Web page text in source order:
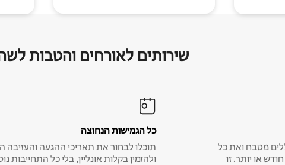
שירותים לאורחים והטבות
מטבח ואת כל
או יותר. זו
כל הגמישות הנחוצה
תוכלו לבחור את תאריכי ההגעה והעזיבה
ולהזמין בקלות אונליין, בלי כל התחייבות